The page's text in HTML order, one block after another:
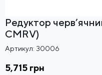
Редуктор
CMRV)
Артикул: 30006
5,715 грн